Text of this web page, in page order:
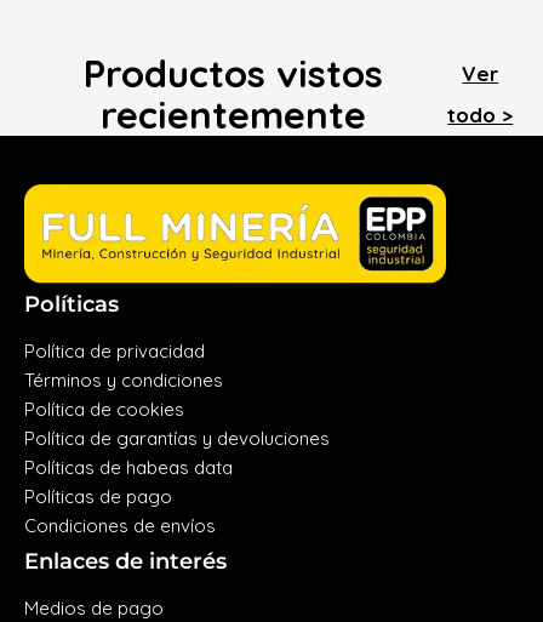
Productos vistos
recientemente
Ver
todo >
Políticas
Política de privacidad
Términos y condiciones
Política de cookies
Política de garantías y devoluciones
Políticas de habeas data
Políticas de pago
Condiciones de envíos
Enlaces de interés
Medios de pago